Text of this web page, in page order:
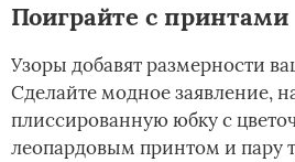
Поиграйте с принтами
Узоры добавят размерности
Сделайте модное заявление,
плиссированную юбку с
леопардовым принтом и пару